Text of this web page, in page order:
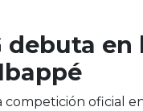
debuta
competición oficial